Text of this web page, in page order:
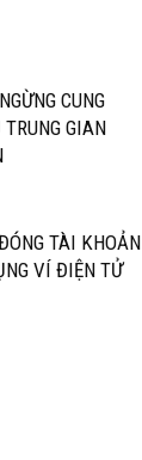
CUNG
GIAN
TÀI KHOẢN
VÍ ĐIỆN TỬ